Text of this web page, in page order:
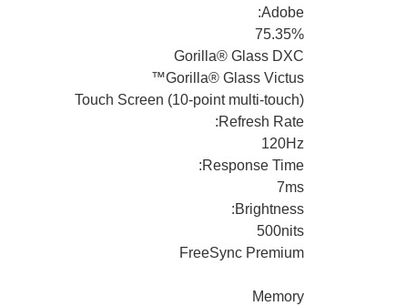
Adobe:
75.35%
Gorilla® Glass DXC
Gorilla® Glass Victus™
Touch Screen (10-point multi-touch)
Refresh Rate:
120Hz
Response Time:
7ms
Brightness:
500nits
FreeSync Premium
Memory